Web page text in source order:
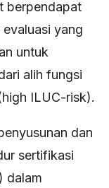
berpendapat
yang
untuk
alih fungsi
ILUC-risk).
dan
sertifikasi
dalam